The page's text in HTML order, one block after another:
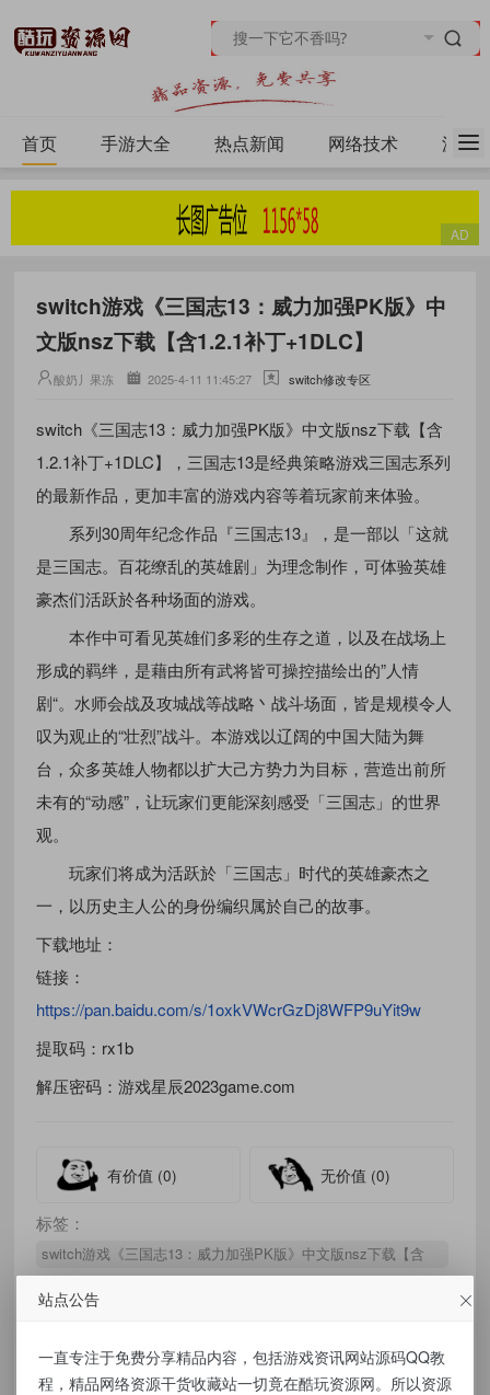
首页 手游大全 热点新闻 网络技术 源码
switch游戏《三国志13：威力加强PK版》中
文版nsz下载【含1.2.1补丁+1DLC】
酸奶丿果冻 2025-4-11 11:45:27 switch修改专区
switch《三国志13：威力加强PK版》中文版nsz下载【含
1.2.1补丁+1DLC】，三国志13是经典策略游戏三国志系列
的最新作品，更加丰富的游戏内容等着玩家前来体验。
系列30周年纪念作品『三国志13』，是一部以「这就
是三国志。百花缭乱的英雄剧」为理念制作，可体验英雄
豪杰们活跃於各种场面的游戏。
本作中可看见英雄们多彩的生存之道，以及在战场上
形成的羁绊，是藉由所有武将皆可操控描绘出的”人情
剧“。水师会战及攻城战等战略丶战斗场面，皆是规模令人
叹为观止的“壮烈”战斗。本游戏以辽阔的中国大陆为舞
台，众多英雄人物都以扩大己方势力为目标，营造出前所
未有的“动感”，让玩家们更能深刻感受「三国志」的世界
观。
玩家们将成为活跃於「三国志」时代的英雄豪杰之
一，以历史主人公的身份编织属於自己的故事。
下载地址：
链接：
https://pan.baidu.com/s/1oxkVWcrGzDj8WFP9uYit9w
提取码：rx1b
解压密码：游戏星辰2023game.com
有价值 (0) 无价值 (0)
标签：
switch游戏《三国志13：威力加强PK版》中文版nsz下载【含
1.2.1补丁+1DLC】
免责声明：
站点公告
一直专注于免费分享精品内容，包括游戏资讯网站源码QQ教
程，精品网络资源干货收藏站一切竟在酷玩资源网。所以资源